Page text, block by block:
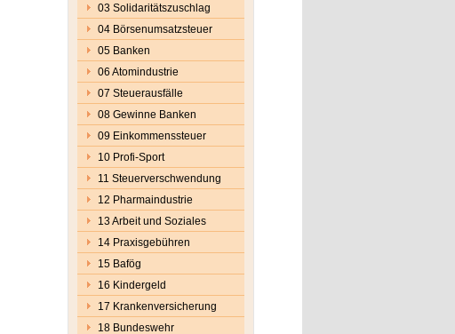
03 Solidaritätszuschlag
04 Börsenumsatzsteuer
05 Banken
06 Atomindustrie
07 Steuerausfälle
08 Gewinne Banken
09 Einkommenssteuer
10 Profi-Sport
11 Steuerverschwendung
12 Pharmaindustrie
13 Arbeit und Soziales
14 Praxisgebühren
15 Bafög
16 Kindergeld
17 Krankenversicherung
18 Bundeswehr